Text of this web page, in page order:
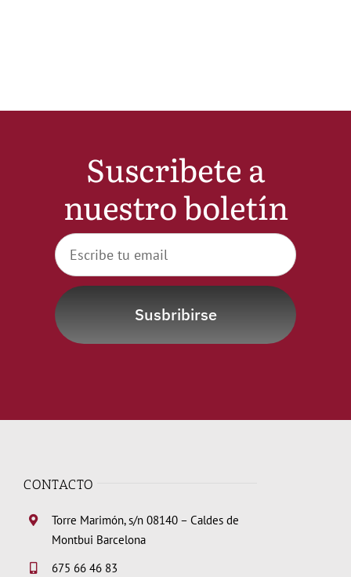
Suscribete a
nuestro boletín
Susbribirse
CONTACTO
Torre Marimón, s/n 08140 – Caldes de
Montbui Barcelona
675 66 46 83